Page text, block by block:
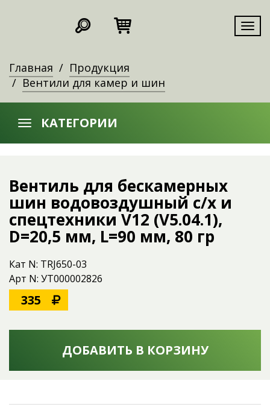
Главная
Продукция
Вентили для камер и шин
КАТЕГОРИИ
Вентиль для бескамерных
шин водовоздушный c/x и
спецтехники V12 (V5.04.1),
D=20,5 мм, L=90 мм, 80 гр
Кат N: TRJ650-03
Арт N: УТ000002826
335
ДОБАВИТЬ В КОРЗИНУ